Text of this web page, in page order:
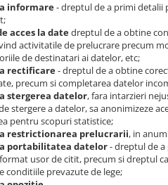
informare- dreptul de a primi detalii
acces la datedreptul de a obtine
activitatile de prelucrare precum
de destinatari ai datelor, etc;
rectificare- dreptul de a obtine
precum si completarea datelor
stergerea datelor, fara intarzieri
stergere a datelor, sa anonimizeze
pentru scopuri statistice;
restrictionarea prelucrarii, in
portabilitatea datelor- dreptul de
usor de citit, precum si dreptul
conditiile prevazute de lege;